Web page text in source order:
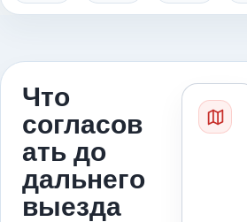
Что
согласов
ать до
дальнего
выезда